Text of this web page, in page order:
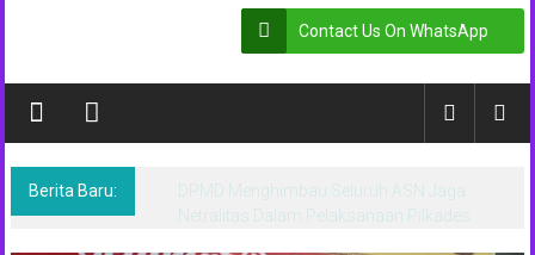
Menyikap
Dan
Tegas
Contact Us On WhatsApp
Berita Baru:
DPMD Menghimbau Seluruh ASN Jaga
Netralitas Dalam Pelaksanaan Pilkades